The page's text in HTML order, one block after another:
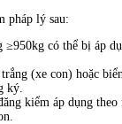
pháp lý sau:
≥950kg có thể bị áp
(xe con) hoặc
ký.
kiểm áp dụng